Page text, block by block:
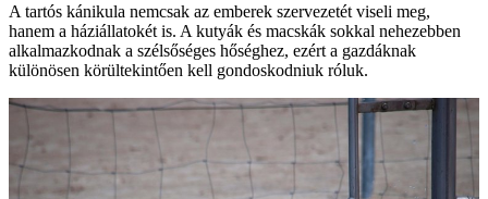
A tartós kánikula nemcsak az emberek szervezetét viseli meg,
hanem a háziállatokét is. A kutyák és macskák sokkal nehezebben
alkalmazkodnak a szélsőséges hőséghez, ezért a gazdáknak
különösen körültekintően kell gondoskodniuk róluk.